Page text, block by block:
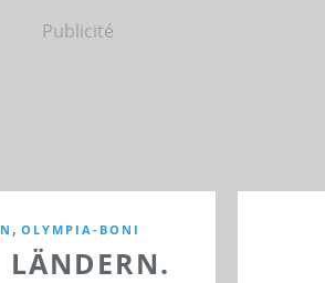
Publicité
, OLYMPIA-BONI